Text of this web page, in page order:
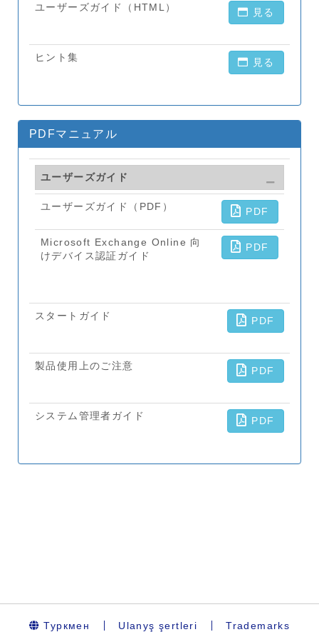
Туркмен Ulanyş şertleri Trademarks